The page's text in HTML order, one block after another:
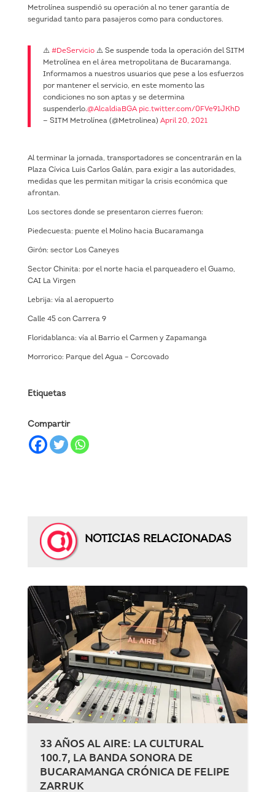
Metrolínea suspendió su operación al no tener garantía de
seguridad tanto para pasajeros como para conductores.
⚠️ #DeServicio⚠️ Se suspende toda la operación del SITM
Metrolínea en el área metropolitana de Bucaramanga.
Informamos a nuestros usuarios que pese a los esfuerzos
por mantener el servicio, en este momento las
condiciones no son aptas y se determina
suspenderlo.@AlcaldiaBGA pic.twitter.com/0FVe91JKhD
— SITM Metrolínea (@Metrolinea) April 20, 2021
Al terminar la jornada, transportadores se concentrarán en la
Plaza Cívica Luis Carlos Galán, para exigir a las autoridades,
medidas que les permitan mitigar la crisis económica que
afrontan.
Los sectores donde se presentaron cierres fueron:
Piedecuesta: puente el Molino hacia Bucaramanga
Girón: sector Los Caneyes
Sector Chinita: por el norte hacia el parqueadero el Guamo,
CAI La Virgen
Lebrija: vía al aeropuerto
Calle 45 con Carrera 9
Floridablanca: vía al Barrio el Carmen y Zapamanga
Morrorico: Parque del Agua – Corcovado
Etiquetas
Compartir
NOTICIAS RELACIONADAS
33 AÑOS AL AIRE: LA CULTURAL
100.7, LA BANDA SONORA DE
BUCARAMANGA CRÓNICA DE FELIPE
ZARRUK